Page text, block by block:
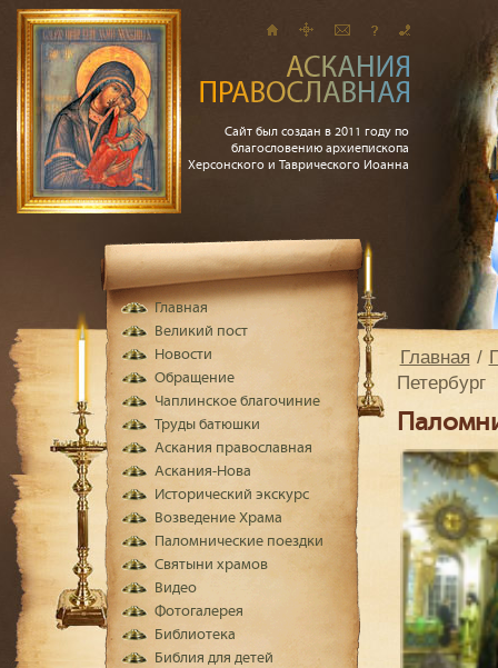
Сайт был создан в 2011 году по
благословению архиепископа
Херсонского и Таврического Иоанна
Главная
Петербург
Главная
Великий пост
Новости
Обращение
Чаплинское благочиние
Труды батюшки
Аскания православная
Аскания-Нова
Исторический экскурс
Возведение Храма
Паломнические поездки
Святыни храмов
Видео
Фотогалерея
Библиотека
Библия для детей